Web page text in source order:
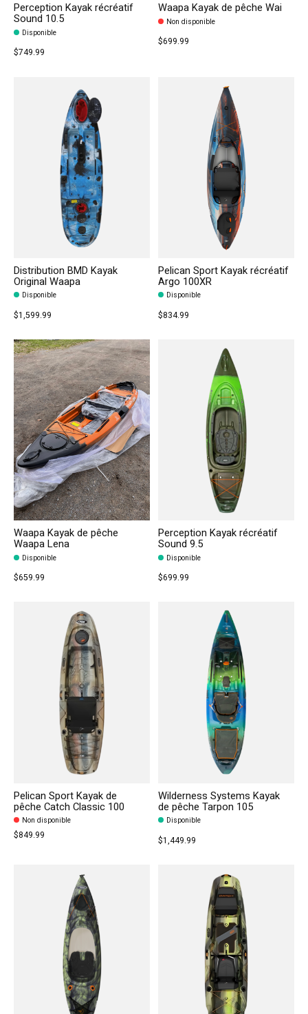
Perception Kayak récréatif
Sound 10.5
Disponible
$749.99
Waapa Kayak de pêche Wai
Non disponible
$699.99
Distribution BMD Kayak
Original Waapa
Disponible
$1,599.99
Pelican Sport Kayak récréatif
Argo 100XR
Disponible
$834.99
Waapa Kayak de pêche
Waapa Lena
Disponible
$659.99
Perception Kayak récréatif
Sound 9.5
Disponible
$699.99
Pelican Sport Kayak de
pêche Catch Classic 100
Non disponible
$849.99
Wilderness Systems Kayak
de pêche Tarpon 105
Disponible
$1,449.99